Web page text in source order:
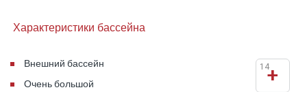
Характеристики бассейна
Внешний бассейн
Очень большой
+
14